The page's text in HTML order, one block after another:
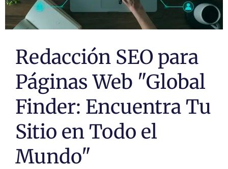
Redacción SEO para
Páginas Web "Global
Finder: Encuentra Tu
Sitio en Todo el
Mundo"